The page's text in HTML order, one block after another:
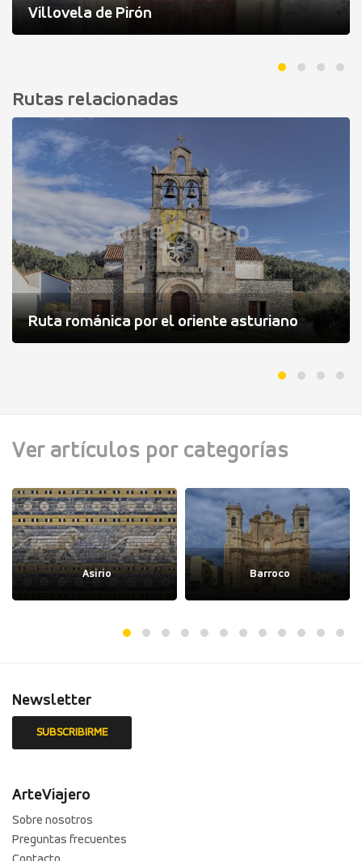
Villovela de Pirón
Rutas relacionadas
Ruta románica por el oriente asturiano
Ver artículos por categorías
Asirio Barroco
Newsletter
ArteViajero
Sobre nosotros
Preguntas frecuentes